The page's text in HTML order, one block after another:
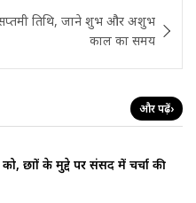
तिथि, जाने शुभ और अशुभ
काल का समय
और पढ़ें›
छात्रों के मुद्दे पर संसद में चर्चा की